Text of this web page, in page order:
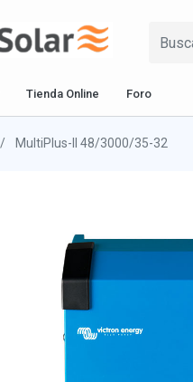
Tienda Online Foro
MultiPlus-II 48/3000/35-32